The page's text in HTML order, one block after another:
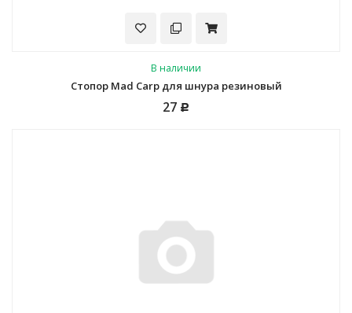
В наличии
Стопор Mad Carp для шнура резиновый
27 Р